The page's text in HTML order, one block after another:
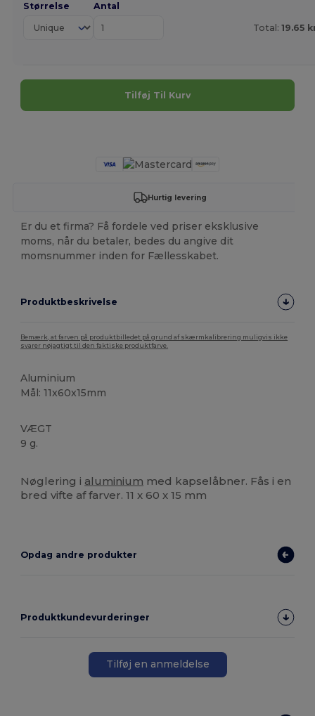
Størrelse Antal
Total: 19.65
Tilføj Til Kurv
Hurtig levering
Er du et firma? Få fordele ved priser eksklusive
moms, når du betaler, bedes du angive dit
momsnummer inden for Fællesskabet.
Produktbeskrivelse
Bemærk, at farven på produktbilledet på grund af skærmkalibrering muligvis ikke
svarer nøjagtigt til den faktiske produktfarve.
Aluminium
Mål: 11x60x15mm
VÆGT
9 g.
Nøglering i aluminium med kapselåbner. Fås i en
bred vifte af farver. 11 x 60 x 15 mm
Opdag andre produkter
Produktkundevurderinger
Tilføj en anmeldelse